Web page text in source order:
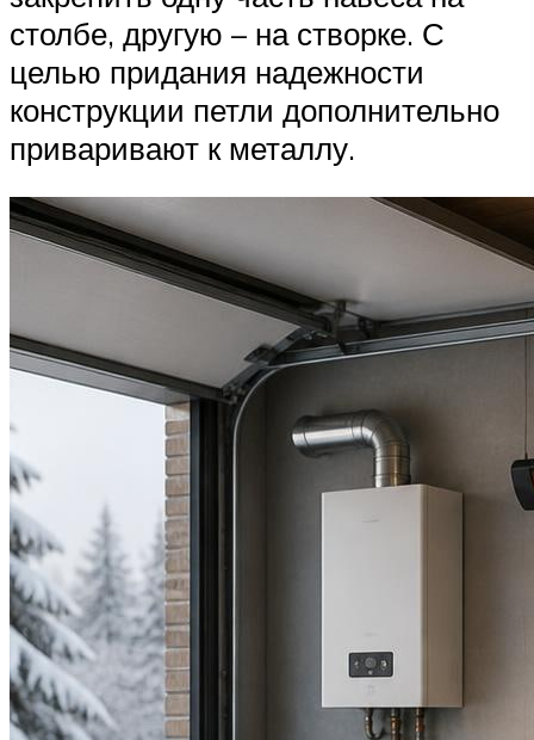
столбе, другую – на створке. С
целью придания надежности
конструкции петли дополнительно
приваривают к металлу.